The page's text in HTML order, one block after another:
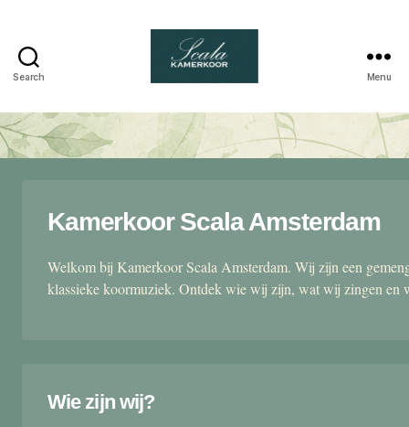
Search
kamerkoor
Menu
Kamerkoor Scala Amsterdam
Welkom bij Kamerkoor Scala Amsterdam. Wij zijn een
klassieke koormuziek. Ontdek wie wij zijn, wat wij zingen en
Wie zijn wij?